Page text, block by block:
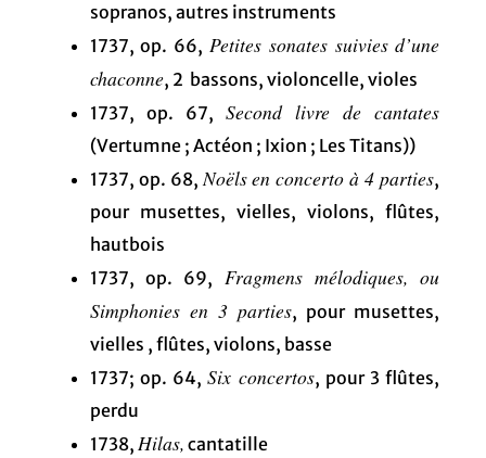
sopranos, autres instruments
1737, op. 66, Petites sonates suivies d’une
chaconne, 2 bassons, violoncelle, violes
1737, op. 67, Second livre de cantates
(Vertumne ; Actéon ; Ixion ; Les Titans))
1737, op. 68,Noëls en concerto à 4 parties,
pour musettes, vielles, violons, flûtes,
hautbois
1737, op. 69, Fragmens mélodiques, ou
Simphonies en 3 parties, pour musettes,
vielles , flûtes, violons, basse
1737; op. 64,Six concertos, pour 3 flûtes,
perdu
1738, Hilas, cantatille